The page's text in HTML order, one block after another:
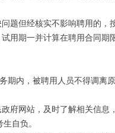
但经核实不影响聘用的，
期一并计算在聘用合同期
内，被聘用人员不得调离原
网站，及时了解相关信息
自负。